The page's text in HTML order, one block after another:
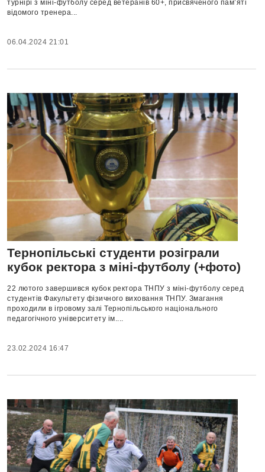
турнірі з міні-футболу серед ветеранів 60+, присвяченого пам’яті
відомого тренера...
06.04.2024 21:01
Тернопільські студенти розіграли
кубок ректора з міні-футболу (+фото)
22 лютого завершився кубок ректора ТНПУ з міні-футболу серед
студентів Факультету фізичного виховання ТНПУ. Змагання
проходили в ігровому залі Тернопільського національного
педагогічного університету ім....
23.02.2024 16:47